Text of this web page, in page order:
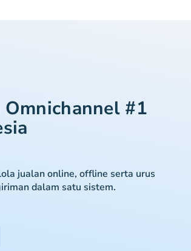
#1
jualan online, offline serta urus
dalam satu sistem.